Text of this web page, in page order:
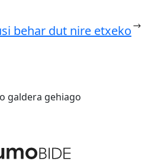
behar dut nire etxeko
galdera gehiago